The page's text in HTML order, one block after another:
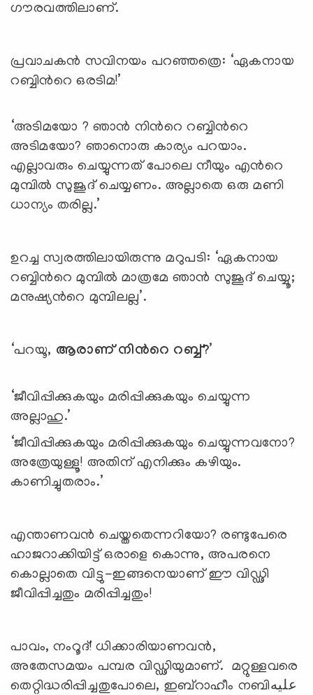
ഗൗരവത്തിലാണ്.
പ്രവാചകൻ സവിനയം പറഞ്ഞത്രെ: ‘ഏകനായ
റബ്ബിന്‍റെ ഒരടിമ!’
‘അടിമയോ ? ഞാൻ നിന്‍റെ റബ്ബിന്‍റെ
അടിമയോ? ഞാനൊരു കാര്യം പറയാം.
എല്ലാവരും ചെയ്യുന്നത് പോലെ നീയും എന്‍റെ
മുമ്പിൽ സുജൂദ് ചെയ്യണം. അല്ലാതെ ഒരു മണി
ധാന്യം തരില്ല.’
ഉറച്ച സ്വരത്തിലായിരുന്നു മറുപടി: ‘ഏകനായ
റബ്ബിന്‍റെ മുമ്പിൽ മാത്രമേ ഞാൻ സുജൂദ് ചെയ്യൂ;
മനുഷ്യന്‍റെ മുമ്പിലല്ല’.
‘പറയൂ, ആരാണ് നിന്‍റെ റബ്ബ്?’
‘ജീവിപ്പിക്കുകയും മരിപ്പിക്കുകയും ചെയ്യുന്ന
അല്ലാഹു.’
‘ജീവിപ്പിക്കുകയും മരിപ്പിക്കുകയും ചെയ്യുന്നവനോ?
അത്രേയുള്ളൂ! അതിന് എനിക്കും കഴിയും.
കാണിച്ചുതരാം.’
എന്താണവന്‍ ചെയ്തതെന്നറിയോ? രണ്ടുപേരെ
ഹാജറാക്കിയിട്ട് ഒരാളെ കൊന്നു, അപരനെ
കൊല്ലാതെ വിട്ടു-ഇങ്ങനെയാണ് ഈ വിഡ്ഢി
ജീവിപ്പിച്ചതും മരിപ്പിച്ചതും!
പാവം, നംറൂദ്! ധിക്കാരിയാണവന്‍,
അതേസമയം പമ്പര വിഡ്ഢിയുമാണ്. മറ്റുള്ളവരെ
തെറ്റിദ്ധരിപ്പിച്ചതുപോലെ, ഇബ്‌റാഹീം നബിعليه